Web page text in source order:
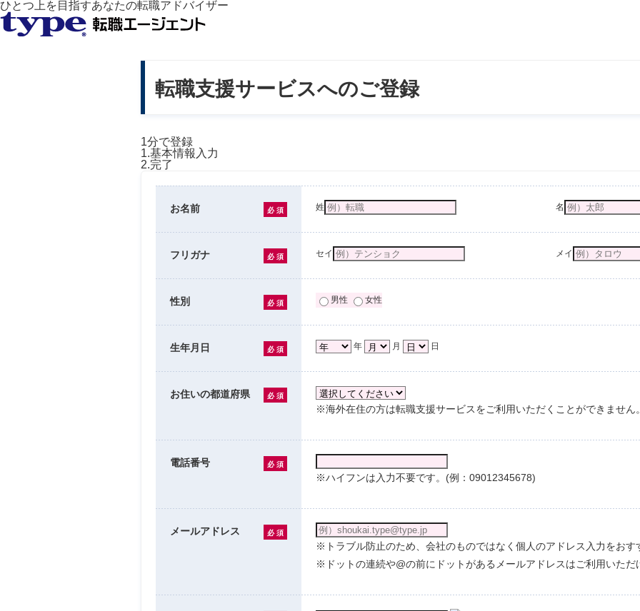
ひとつ上を目指すあなたの転職アドバイザー
転職支援サービスへのご登録
1分で登録
1.基本情報入力
2.完了
必 須
お名前 姓 名
必 須
フリガナ セイ メイ
必 須
性別 男性 女性
必 須
生年月日 年 月 日
必 須
お住いの都道府県
※海外在住の方は転職支援サービスをご利用いただくことができません。
必 須
電話番号
※ハイフンは入力不要です。(例：09012345678)
必 須
メールアドレス
※トラブル防止のため、会社のものではなく個人のアドレス入力をおす
※ドットの連続や@の前にドットがあるメールアドレスはご利用いただ